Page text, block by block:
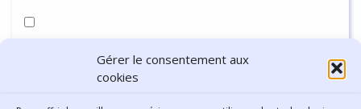
Gérer le consentement aux
cookies
navigateur pour mon prochain commentaire.